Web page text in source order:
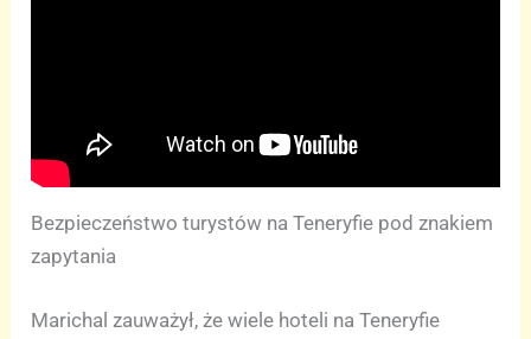
Bezpieczeństwo turystów na Teneryfie pod znakiem
zapytania
Marichal zauważył, że wiele hoteli na Teneryfie